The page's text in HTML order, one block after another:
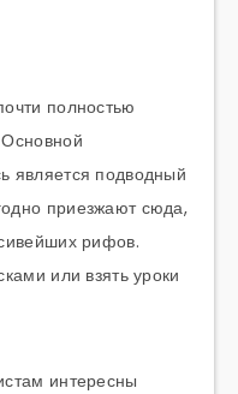
полностью
является подводный
приезжают сюда,
рифов.
или взять уроки
интересны